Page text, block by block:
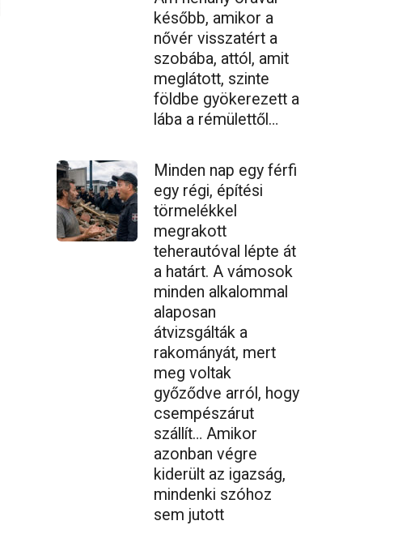
később, amikor a
nővér visszatért a
szobába, attól, amit
meglátott, szinte
földbe gyökerezett a
lába a rémülettől…
Minden nap egy férfi
egy régi, építési
törmelékkel
megrakott
teherautóval lépte át
a határt. A vámosok
minden alkalommal
alaposan
átvizsgálták a
rakományát, mert
meg voltak
győződve arról, hogy
csempészárut
szállít… Amikor
azonban végre
kiderült az igazság,
mindenki szóhoz
sem jutott